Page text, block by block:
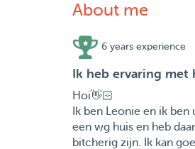
About me
6 years experience
Ik heb ervaring met
Hoi👋🏻
Ik ben Leonie en ik
een wg huis en heb
bitcherig zijn. Ik kan